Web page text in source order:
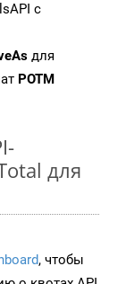
с
для
POTM
для
, чтобы